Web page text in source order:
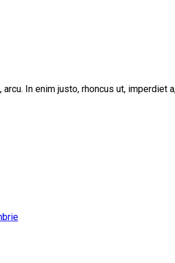
In enim justo, rhoncus ut,